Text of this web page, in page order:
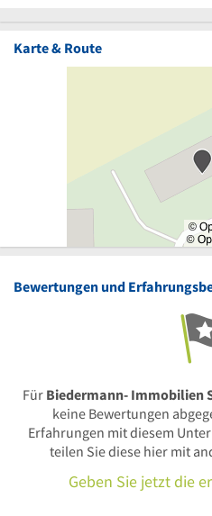
Karte & Route
Bewertungen und
Für Biedermann- Immobilien
keine Bewertungen
Erfahrungen mit diesem
teilen Sie diese hier mit
Geben Sie jetzt die